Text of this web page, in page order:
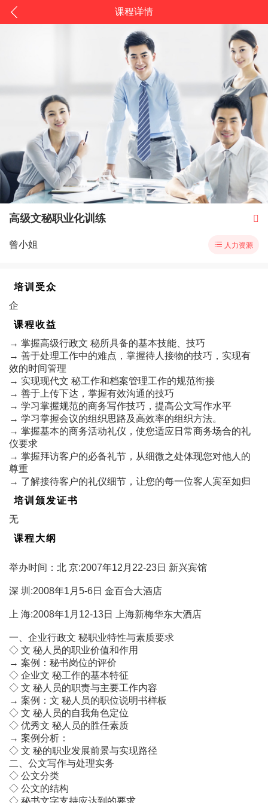
课程详情
高级文秘职业化训练 
曾小姐  人力资源
培训受众
企
课程收益
→ 掌握高级行政文 秘所具备的基本技能、技巧
→ 善于处理工作中的难点，掌握待人接物的技巧，实现有
效的时间管理
→ 实现现代文 秘工作和档案管理工作的规范衔接
→ 善于上传下达，掌握有效沟通的技巧
→ 学习掌握规范的商务写作技巧，提高公文写作水平
→ 学习掌握会议的组织思路及高效率的组织方法。
→ 掌握基本的商务活动礼仪，使您适应日常商务场合的礼
仪要求
→ 掌握拜访客户的必备礼节，从细微之处体现您对他人的
尊重
→ 了解接待客户的礼仪细节，让您的每一位客人宾至如归
培训颁发证书
无
课程大纲
举办时间：北 京:2007年12月22-23日 新兴宾馆
深 圳:2008年1月5-6日 金百合大酒店
上 海:2008年1月12-13日 上海新梅华东大酒店
一、企业行政文 秘职业特性与素质要求
◇ 文 秘人员的职业价值和作用
→ 案例：秘书岗位的评价
◇ 企业文 秘工作的基本特征
◇ 文 秘人员的职责与主要工作内容
→ 案例：文 秘人员的职位说明书样板
◇ 文 秘人员的自我角色定位
◇ 优秀文 秘人员的胜任素质
→ 案例分析：
◇ 文 秘的职业发展前景与实现路径
二、公文写作与处理实务
◇ 公文分类
◇ 公文的结构
◇ 秘书文字支持应达到的要求